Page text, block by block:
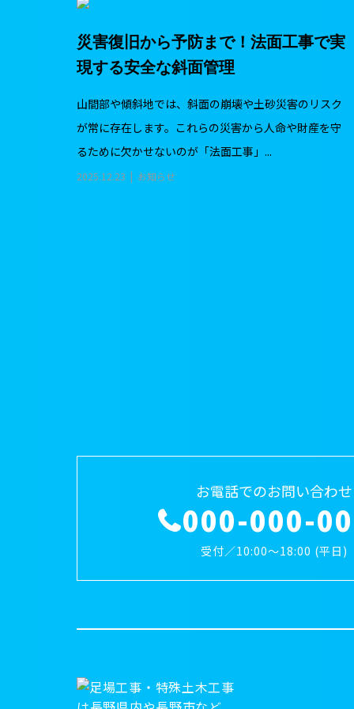
災害復旧から予防まで！法面工事で実
現する安全な斜面管理
山間部や傾斜地では、斜面の崩壊や土砂災害のリスク
が常に存在します。これらの災害から人命や財産を守
るために欠かせないのが「法面工事」...
2025.12.23 お知らせ
お電話でのお問い合わせ
000-000-
受付／10:00～18:00 (平日)